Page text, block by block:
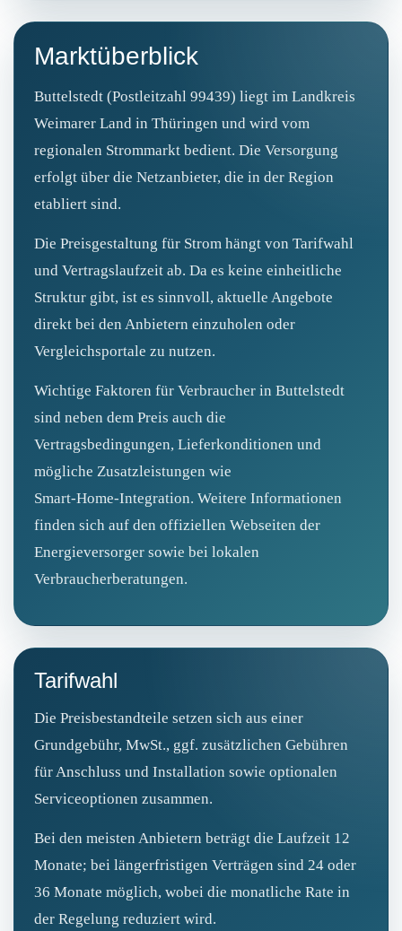
Marktüberblick
Buttelstedt (Postleitzahl 99439) liegt im Landkreis
Weimarer Land in Thüringen und wird vom
regionalen Strommarkt bedient. Die Versorgung
erfolgt über die Netzanbieter, die in der Region
etabliert sind.
Die Preisgestaltung für Strom hängt von Tarifwahl
und Vertragslaufzeit ab. Da es keine einheitliche
Struktur gibt, ist es sinnvoll, aktuelle Angebote
direkt bei den Anbietern einzuholen oder
Vergleichsportale zu nutzen.
Wichtige Faktoren für Verbraucher in Buttelstedt
sind neben dem Preis auch die
Vertragsbedingungen, Lieferkonditionen und
mögliche Zusatzleistungen wie
Smart‑Home‑Integration. Weitere Informationen
finden sich auf den offiziellen Webseiten der
Energieversorger sowie bei lokalen
Verbraucherberatungen.
Tarifwahl
Die Preisbestandteile setzen sich aus einer
Grundgebühr, MwSt., ggf. zusätzlichen Gebühren
für Anschluss und Installation sowie optionalen
Serviceoptionen zusammen.
Bei den meisten Anbietern beträgt die Laufzeit 12
Monate; bei längerfristigen Verträgen sind 24 oder
36 Monate möglich, wobei die monatliche Rate in
der Regelung reduziert wird.